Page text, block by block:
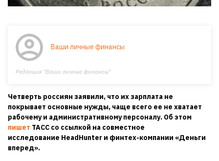
Ваши личные финансы
Редакция "Ваши личные финансы"
Четверть россиян заявили, что их зарплата не
покрывает основные нужды, чаще всего ее не хватает
рабочему и административному персоналу. Об этом
пишет ТАСС со ссылкой на совместное
исследование HeadHunter и финтех-компании «Деньги
вперед».